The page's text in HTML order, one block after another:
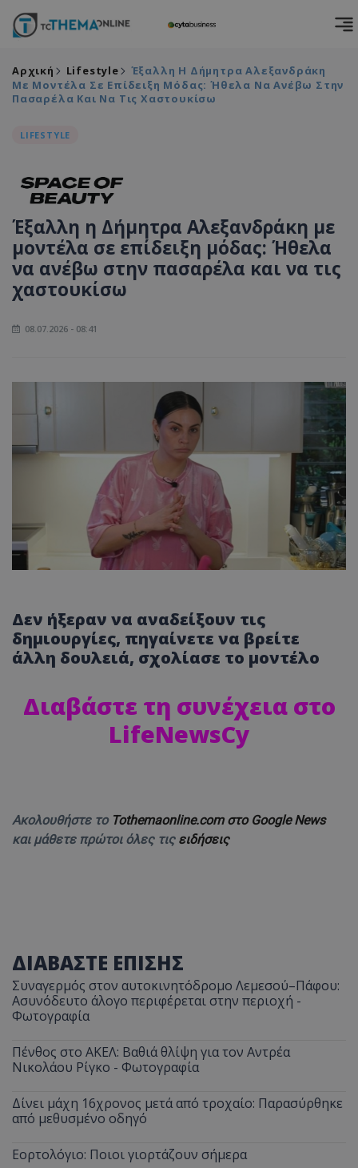
Αρχική Lifestyle
Έξαλλη Η Δήμητρα Αλεξανδράκη
Με Μοντέλα Σε Επίδειξη Μόδας: Ήθελα Να Ανέβω Στην
Πασαρέλα Και Να Τις Χαστουκίσω
LIFESTYLE
Έξαλλη η Δήμητρα Αλεξανδράκη με
μοντέλα σε επίδειξη μόδας: Ήθελα
να ανέβω στην πασαρέλα και να τις
χαστουκίσω
08.07.2026 - 08:41
Δεν ήξεραν να αναδείξουν τις
δημιουργίες, πηγαίνετε να βρείτε
άλλη δουλειά, σχολίασε το μοντέλο
Διαβάστε τη συνέχεια στο
LifeNewsCy
Ακολουθήστε το Tothemaonline.com στο Google News
και μάθετε πρώτοι όλες τις ειδήσεις
ΔΙΑΒΑΣΤΕ ΕΠΙΣΗΣ
Συναγερμός στον αυτοκινητόδρομο Λεμεσού–Πάφου:
Ασυνόδευτο άλογο περιφέρεται στην περιοχή -
Φωτογραφία
Πένθος στο ΑΚΕΛ: Βαθιά θλίψη για τον Αντρέα
Νικολάου Ρίγκο - Φωτογραφία
Δίνει μάχη 16χρονος μετά από τροχαίο: Παρασύρθηκε
από μεθυσμένο οδηγό
Εορτολόγιο: Ποιοι γιορτάζουν σήμερα